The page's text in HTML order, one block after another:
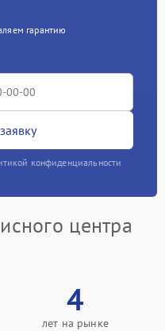
гарантию
конфиденциальности
центра
4
лет на рынке